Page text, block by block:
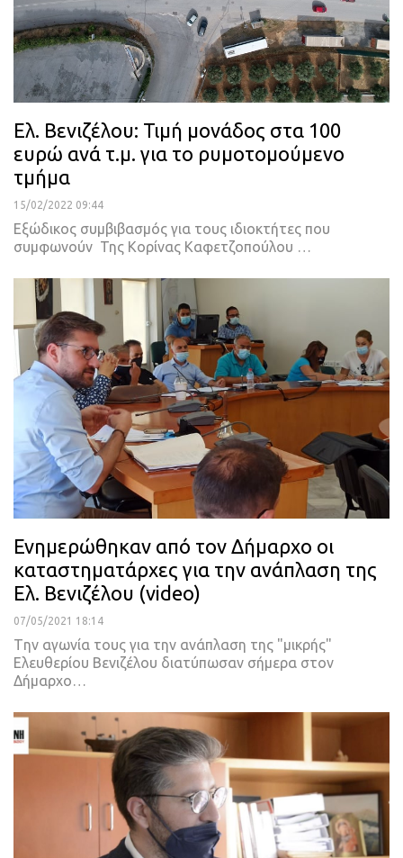
Ελ. Βενιζέλου: Τιμή μονάδος στα 100
ευρώ ανά τ.μ. για το ρυμοτομούμενο
τμήμα
15/02/2022 09:44
Εξώδικος συμβιβασμός για τους ιδιοκτήτες που
συμφωνούν Της Κορίνας Καφετζοπούλου
Ενημερώθηκαν από τον Δήμαρχο οι
καταστηματάρχες για την ανάπλαση της
Ελ. Βενιζέλου (video)
07/05/2021 18:14
Tην αγωνία τους για την ανάπλαση της "μικρής"
Ελευθερίου Βενιζέλου διατύπωσαν σήμερα στον
Δήμαρχο…